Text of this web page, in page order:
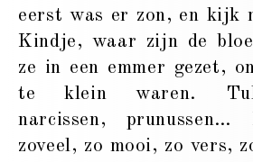
eerst was er zon, en kijk
Kindje, waar zijn de
ze in een emmer gezet,
te klein waren.
narcissen,
zoveel, zo mooi, zo vers,